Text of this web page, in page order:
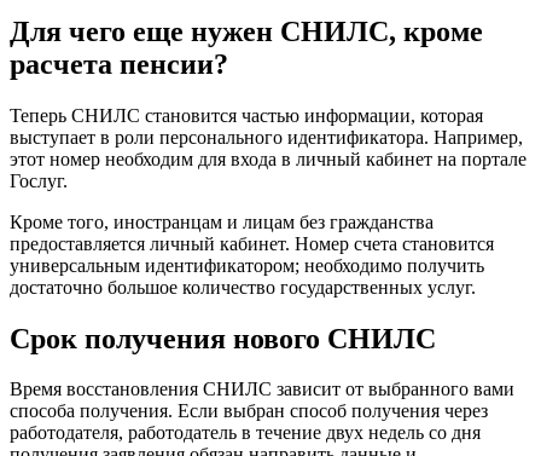
Для чего еще нужен СНИЛС, кроме
расчета пенсии?
Теперь СНИЛС становится частью информации, которая
выступает в роли персонального идентификатора. Например,
этот номер необходим для входа в личный кабинет на портале
Гослуг.
Кроме того, иностранцам и лицам без гражданства
предоставляется личный кабинет. Номер счета становится
универсальным идентификатором; необходимо получить
достаточно большое количество государственных услуг.
Срок получения нового СНИЛС
Время восстановления СНИЛС зависит от выбранного вами
способа получения. Если выбран способ получения через
работодателя, работодатель в течение двух недель со дня